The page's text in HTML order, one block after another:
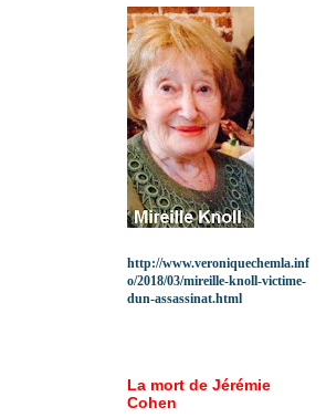
http://www.veroniquechemla.inf
o/2018/03/mireille-knoll-victime-
dun-assassinat.html
La mort de Jérémie
Cohen